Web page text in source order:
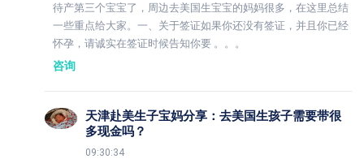
待产第三个宝宝了，周边去美国生宝宝的妈妈很多，在这里总结
一些重点给大家。一、关于签证如果你还没有签证，并且你已经
怀孕，请诚实在签证时候告知你要 。。。
咨询
天津赴美生子宝妈分享：去美国生孩子需要带很
多现金吗？
09:30:34